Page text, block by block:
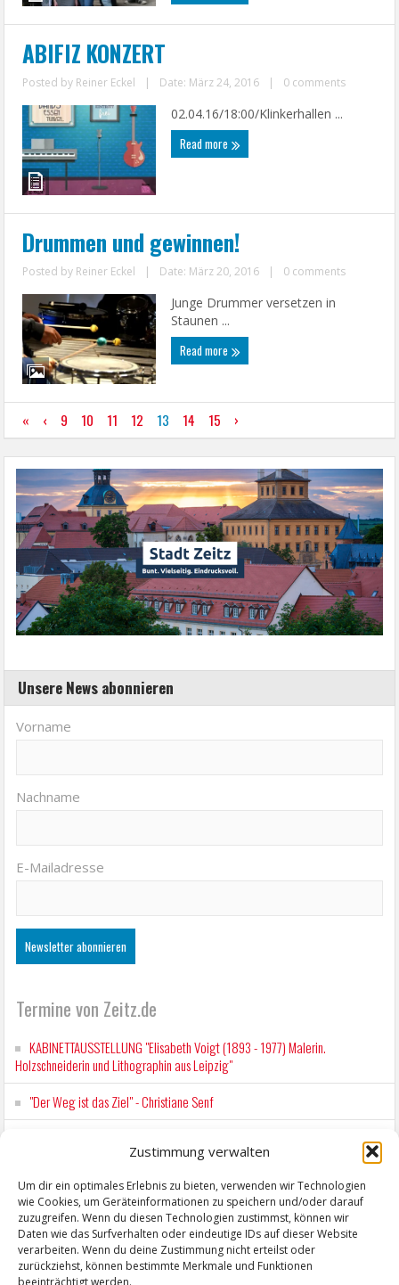
Zustimmung verwalten
Um dir ein optimales Erlebnis zu bieten, verwenden wir Technologien
wie Cookies, um Geräteinformationen zu speichern und/oder darauf
zuzugreifen. Wenn du diesen Technologien zustimmst, können wir
Daten wie das Surfverhalten oder eindeutige IDs auf dieser Website
verarbeiten. Wenn du deine Zustimmung nicht erteilst oder
zurückziehst, können bestimmte Merkmale und Funktionen
beeinträchtigt werden.
ABIFIZ KONZERT
Posted by Reiner Eckel | Date: März 24, 2016 | 0 comments
02.04.16/18:00/Klinkerhallen ...
Read more
Drummen und gewinnen!
Posted by Reiner Eckel | Date: März 20, 2016 | 0 comments
Junge Drummer versetzen in
Staunen ...
Read more
« ‹ 9 10 11 12 13 14 15 ›
Unsere News abonnieren
Vorname
Nachname
E-Mailadresse
Termine von Zeitz.de
KABINETTAUSSTELLUNG "Elisabeth Voigt (1893 - 1977) Malerin.
Holzschneiderin und Lithographin aus Leipzig"
"Der Weg ist das Ziel" - Christiane Senf
Mit der Drahtseilbahn zur ZENTRALSTATION